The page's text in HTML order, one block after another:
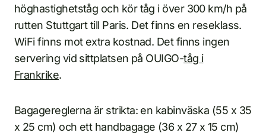
höghastighetståg och kör tåg i över 300 km/h på
rutten Stuttgart till Paris. Det finns en reseklass.
WiFi finns mot extra kostnad. Det finns ingen
servering vid sittplatsen på OUIGO-tåg i
Frankrike.
Bagagereglerna är strikta: en kabinväska (55 x 35
x 25 cm) och ett handbagage (36 x 27 x 15 cm)